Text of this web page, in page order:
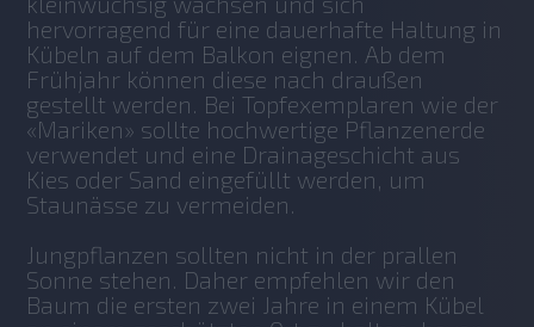
hervorragend für eine dauerhafte Haltung in
Kübeln auf dem Balkon eignen. Ab dem
Frühjahr können diese nach draußen
gestellt werden. Bei Topfexemplaren wie der
«Mariken» sollte hochwertige Pflanzenerde
verwendet und eine Drainageschicht aus
Kies oder Sand eingefüllt werden, um
Staunässe zu vermeiden.
Jungpflanzen sollten nicht in der prallen
Sonne stehen. Daher empfehlen wir den
Baum die ersten zwei Jahre in einem Kübel